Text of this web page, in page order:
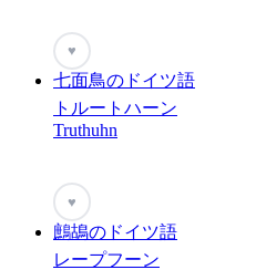
♥
七面鳥のドイツ語
トルートハーン
Truthuhn
♥
鷓鴣のドイツ語
レープフーン